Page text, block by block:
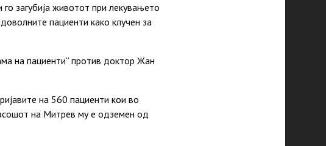
загубија животот при лекувањето
пациенти како клучен за
на пациенти“ против доктор Жан
на 560 пациенти кои во
на Митрев му е одземен од